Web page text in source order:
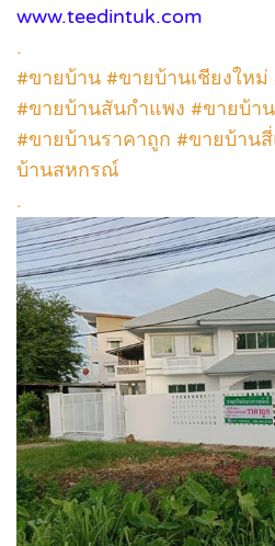
www.teedintuk.com
.
#ขายบ้าน #ขายบ้านเชียงให
#ขายบ้านสันกำแพง #ขายบ้า
#ขายบ้านราคาถูก #ขายบ้าน
บ้านสหกรณ์
.